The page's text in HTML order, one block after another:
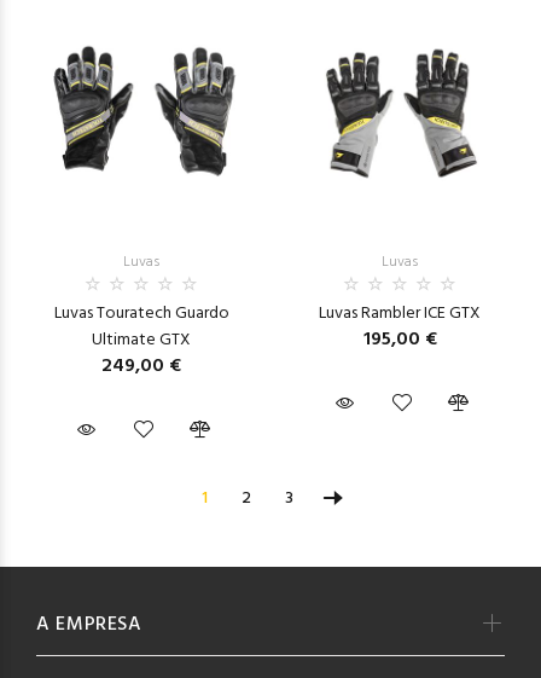
Luvas
Luvas Touratech Guardo
Ultimate GTX
249,00 €
Luvas
Luvas Rambler ICE GTX
195,00 €
1 2 3
A EMPRESA